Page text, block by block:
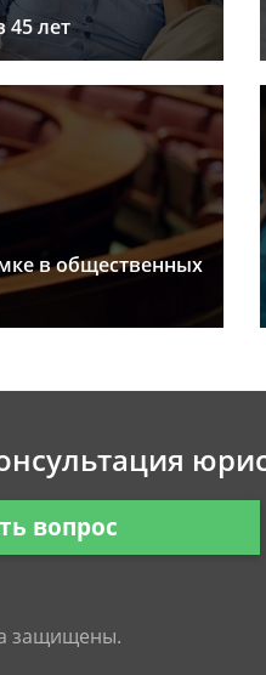
45 лет
в общественных
вопрос
защищены.